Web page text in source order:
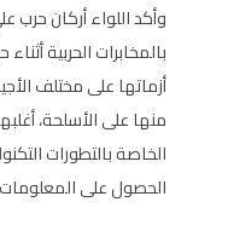
وأكد اللواء أركان
بالمخابرات الحربية
أزماتها على مختلف
منها على الأسلحة،
الخاصة بالتطورات
الحصول على